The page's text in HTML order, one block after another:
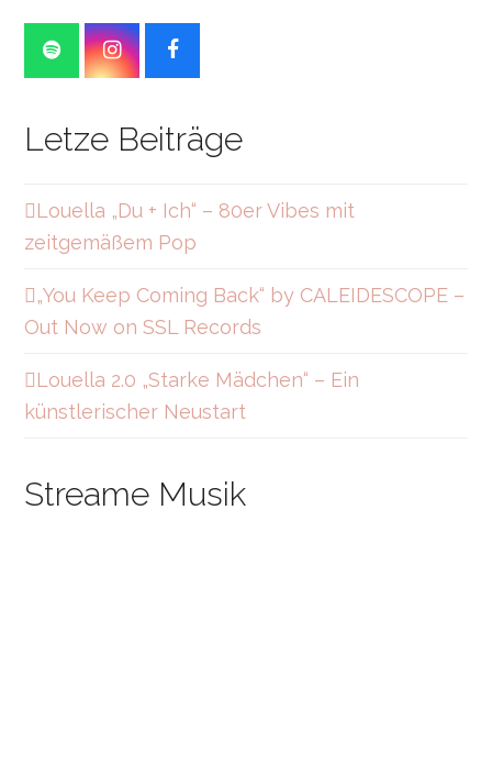
S
p
i
I
n
a
a
m
F
a
b
k
Letze Beiträge
Louella „Du + Ich“ – 80er Vibes mit
zeitgemäßem Pop
„You Keep Coming Back“ by CALEIDESCOPE –
Out Now on SSL Records
Louella 2.0 „Starke Mädchen“ – Ein
künstlerischer Neustart
Streame Musik